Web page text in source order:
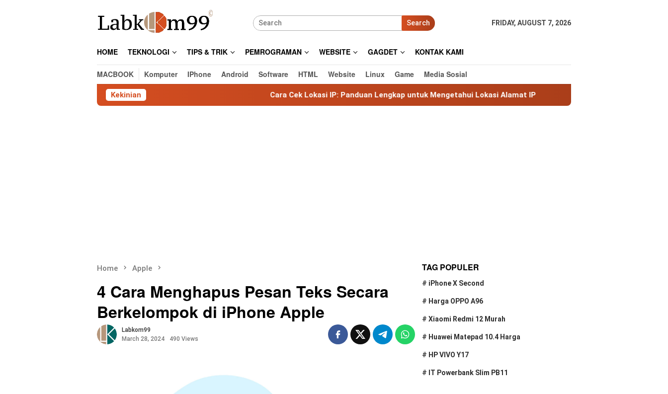
Search FRIDAY, AUGUST 7, 2026
HOME TEKNOLOGI TIPS & TRIK PEMROGRAMAN WEBSITE GAGDET KONTAK KAMI
MACBOOK Komputer IPhone Android Software HTML Website Linux Game Media Sosial
Kekinian Cara Cek Lokasi IP: Panduan Lengkap untuk Mengetahui Lokasi Alamat IP MaxMind GeoLite: Database Geolokasi IP
Home Apple
4 Cara Menghapus Pesan Teks Secara
Berkelompok di iPhone Apple
Labkom99
March 28, 2024
490 Views
TAG POPULER
# iPhone X Second
# Harga OPPO A96
#Xiaomi Redmi 12 Murah
# Huawei Matepad 10.4 Harga
# HP VIVO Y17
# IT Powerbank Slim PB11